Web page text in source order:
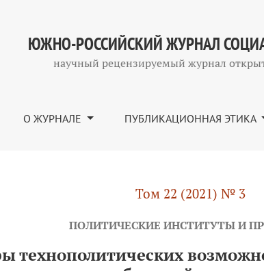
возможностей как фактор рекурсивности
ЮЖНО-РОССИЙСКИЙ ЖУРНАЛ
научный рецензируемый журнал
О ЖУРНАЛЕ ПУБЛИКАЦИОННАЯ ЭТИКА
Том 22 (2021) № 3
ПОЛИТИЧЕСКИЕ ИНСТИТУТЫ И
технополитических